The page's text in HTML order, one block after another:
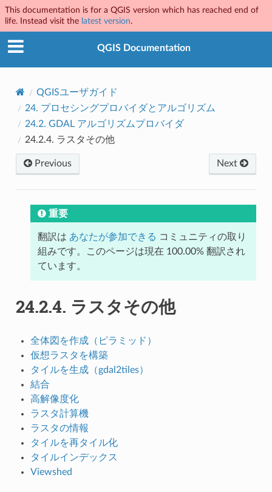
This documentation is for a QGIS version which has reached end of
life. Instead visit the latest version.
QGIS Documentation
QGISユーザガイド
24. プロセシングプロバイダとアルゴリズム
24.2. GDAL アルゴリズムプロバイダ
24.2.4. ラスタその他
Previous Next
重要
翻訳は あなたが参加できる コミュニティの取り
組みです。このページは現在 100.00% 翻訳され
ています。
24.2.4. ラスタその他
全体図を作成（ピラミッド）
仮想ラスタを構築
タイルを生成（gdal2tiles）
結合
高解像度化
ラスタ計算機
ラスタの情報
タイルを再タイル化
タイルインデックス
Viewshed